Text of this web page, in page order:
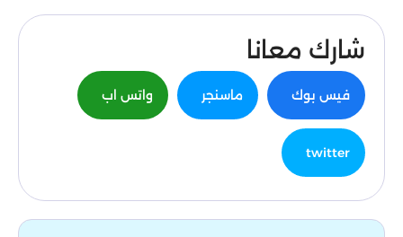
شارك معانا
فيس بوك ماسنجر واتس اب
twitter